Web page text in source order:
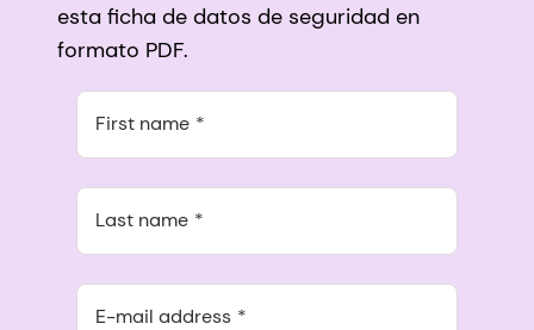
esta ficha de datos de seguridad en
formato PDF.
First name
Last name
E-mail address